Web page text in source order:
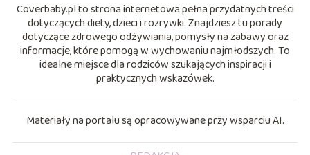
Coverbaby.pl to strona internetowa pełna przydatnych treści
dotyczących diety, dzieci i rozrywki. Znajdziesz tu porady
dotyczące zdrowego odżywiania, pomysły na zabawy oraz
informacje, które pomogą w wychowaniu najmłodszych. To
idealne miejsce dla rodziców szukających inspiracji i
praktycznych wskazówek.
Materiały na portalu są opracowywane przy wsparciu AI.